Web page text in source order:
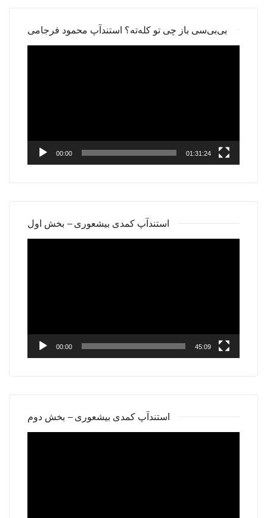
بی‌بی‌سی باز چی تو کله‌ته؟ استندآپ محمود فرجامی
00:00 01:31:24
استندآپ کمدی بیشعوری – بخش اول
00:00 45:09
استندآپ کمدی بیشعوری – بخش دوم